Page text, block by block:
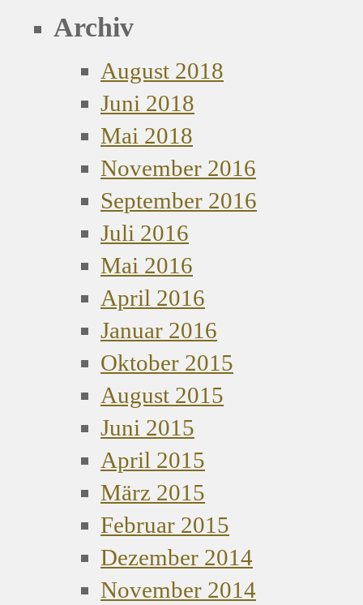
Archiv
August 2018
Juni 2018
Mai 2018
November 2016
September 2016
Juli 2016
Mai 2016
April 2016
Januar 2016
Oktober 2015
August 2015
Juni 2015
April 2015
März 2015
Februar 2015
Dezember 2014
November 2014